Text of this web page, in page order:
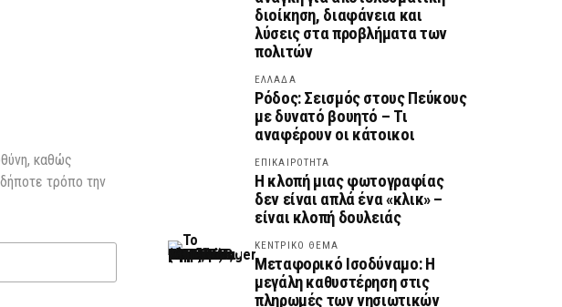
καθώς
τρόπο την
διοίκηση, διαφάνεια και
λύσεις στα προβλήματα των
πολιτών
ΕΛΛΑΔΑ
Ρόδος: Σεισμός στους Πεύκους
με δυνατό βουητό – Τι
αναφέρουν οι κάτοικοι
ΕΠΙΚΑΙΡΟΤΗΤΑ
Η κλοπή μιας φωτογραφίας
δεν είναι απλά ένα «κλικ» –
είναι κλοπή δουλειάς
ΚΕΝΤΡΙΚΟ ΘΕΜΑ
Μεταφορικό Ισοδύναμο: Η
μεγάλη καθυστέρηση στις
πληρωμές των νησιωτικών